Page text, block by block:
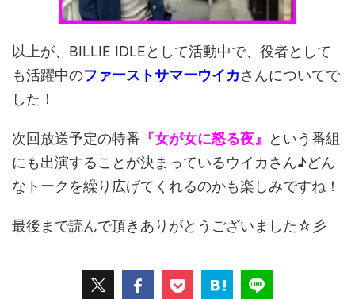
以上が、BILLIE IDLEとして活動中で、役者として
も活躍中のファーストサマーウイカさんについてで
した！
次回放送予定の特番 『女が女に怒る夜』
という番組
にも出演することが決まっているウイカさん♪どん
なトークを繰り広げてくれるのかも楽しみですね！
最後まで読んで頂きありがとうございました☆彡